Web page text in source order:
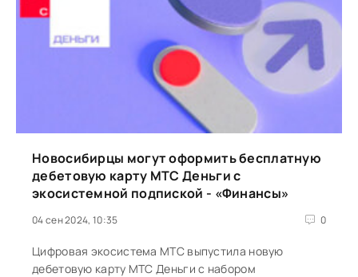
Новосибирцы могут оформить бесплатную
дебетовую карту МТС Деньги с
экосистемной подпиской - «Финансы»
04 сен 2024, 10:35 0
Цифровая экосистема МТС выпустила новую
дебетовую карту МТС Деньги с набором